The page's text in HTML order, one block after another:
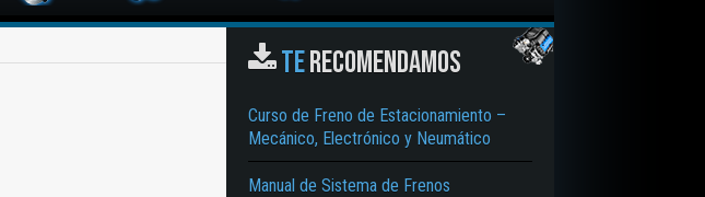
TERECOMENDAMOS
Curso de Freno de Estacionamiento –
Mecánico, Electrónico y Neumático
Manual de Sistema de Frenos